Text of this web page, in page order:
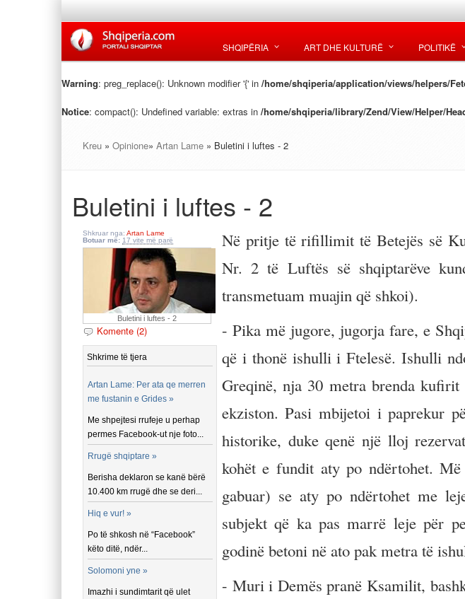
SHQIPËRIA ART DHE KULTURË POLITIKË
Warning: preg_replace(): Unknown modifier '{' in /home/shqiperia/application/views/helpers/
Notice: compact(): Undefined variable: extras in /home/shqiperia/library/Zend/View/Helper/
Kreu » Opinione» Artan Lame » Buletini i luftes - 2
Buletini i luftes - 2
Shkruar nga: Artan Lame
Botuar më: 17 vite më parë
Buletini i luftes - 2
Komente (2)
Shkrime të tjera
Artan Lame: Per ata qe merren
me fustanin e Grides »
Me shpejtesi rrufeje u perhap
permes Facebook-ut nje foto...
Rrugë shqiptare »
Berisha deklaron se kanë bërë
10.400 km rrugë dhe se deri...
Hiq e vur! »
Po të shkosh në “Facebook”
këto ditë, ndër...
Solomoni yne »
Imazhi i sundimtarit që ulet
Në pritje të rifillimit të Betejës së
Nr. 2 të Luftës së shqiptarëve
transmetuam muajin që shkoi).
- Pika më jugore, jugorja fare, e
që i thonë ishulli i Ftelesë. Ishulli
Greqinë, nja 30 metra brenda
ekziston. Pasi mbijetoi i paprekur
historike, duke qenë një lloj
kohët e fundit aty po ndërtohet.
gabuar) se aty po ndërtohet me
subjekt që ka pas marrë leje për
godinë betoni në ato pak metra të
- Muri i Demës pranë Ksamilit,